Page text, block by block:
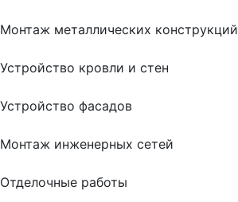
Монтаж металлических конструкций
Устройство кровли и стен
Устройство фасадов
Монтаж инженерных сетей
Отделочные работы